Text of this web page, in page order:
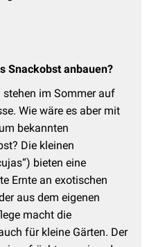
Snackobst anbauen?
stehen im Sommer auf
Wie wäre es aber mit
bekannten
Die kleinen
bieten eine
Ernte an exotischen
aus dem eigenen
macht die
für kleine Gärten. Der